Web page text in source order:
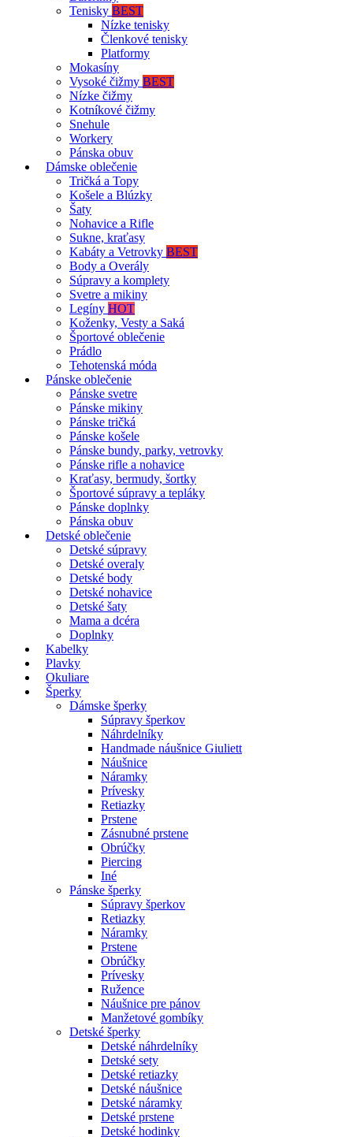
Tenisky BEST
Nízke tenisky
Členkové tenisky
Platformy
Mokasíny
Vysoké čižmy BEST
Nízke čižmy
Kotníkové čižmy
Snehule
Workery
Pánska obuv
Dámske oblečenie
Tričká a Topy
Košele a Blúzky
Šaty
Nohavice a Rifle
Sukne, kraťasy
Kabáty a Vetrovky BEST
Body a Overály
Súpravy a komplety
Svetre a mikiny
Legíny HOT
Koženky, Vesty a Saká
Športové oblečenie
Prádlo
Tehotenská móda
Pánske oblečenie
Pánske svetre
Pánske mikiny
Pánske tričká
Pánske košele
Pánske bundy, parky, vetrovky
Pánske rifle a nohavice
Kraťasy, bermudy, šortky
Športové súpravy a tepláky
Pánske doplnky
Pánska obuv
Detské oblečenie
Detské súpravy
Detské overaly
Detské body
Detské nohavice
Detské šaty
Mama a dcéra
Doplnky
Kabelky
Plavky
Okuliare
Šperky
Dámske šperky
Súpravy šperkov
Náhrdelníky
Handmade náušnice Giuliett
Náušnice
Náramky
Prívesky
Retiazky
Prstene
Zásnubné prstene
Obrúčky
Piercing
Iné
Pánske šperky
Súpravy šperkov
Retiazky
Náramky
Prstene
Obrúčky
Prívesky
Ružence
Náušnice pre pánov
Manžetové gombíky
Detské šperky
Detské náhrdelníky
Detské sety
Detské retiazky
Detské náušnice
Detské náramky
Detské prstene
Detské hodinky